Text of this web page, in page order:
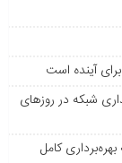
آینده است
شبکه در روزهای